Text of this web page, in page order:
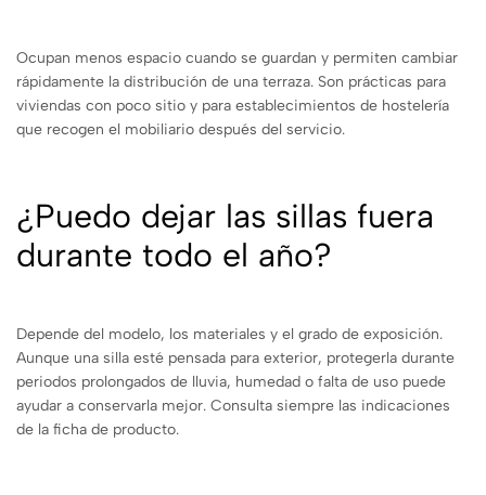
Ocupan menos espacio cuando se guardan y permiten cambiar
rápidamente la distribución de una terraza. Son prácticas para
viviendas con poco sitio y para establecimientos de hostelería
que recogen el mobiliario después del servicio.
¿Puedo dejar las sillas fuera
durante todo el año?
Depende del modelo, los materiales y el grado de exposición.
Aunque una silla esté pensada para exterior, protegerla durante
periodos prolongados de lluvia, humedad o falta de uso puede
ayudar a conservarla mejor. Consulta siempre las indicaciones
de la ficha de producto.